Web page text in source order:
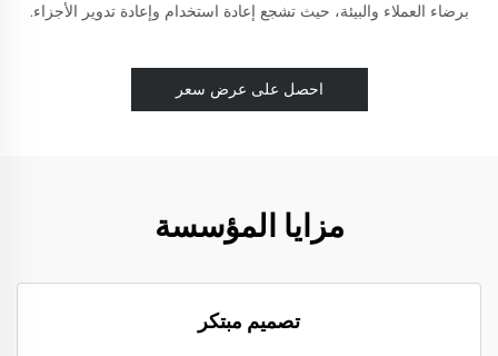
برضاء العملاء والبيئة، حيث تشجع إعادة استخدام وإعادة تدوير الأجزاء.
احصل على عرض سعر
مزايا المؤسسة
تصميم مبتكر